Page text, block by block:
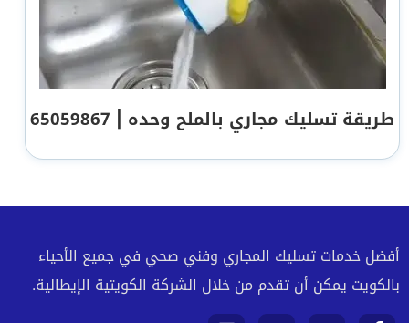
طريقة تسليك مجاري بالملح وحده | 65059867
أفضل خدمات تسليك المجاري وفني صحي في جميع الأحياء
بالكويت يمكن أن تقدم من خلال الشركة الكويتية الإيطالية.